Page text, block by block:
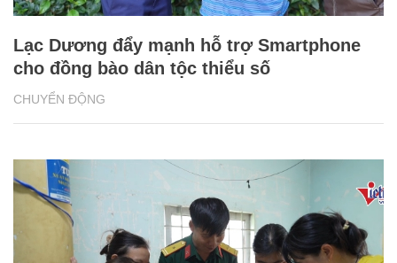
CHUYỂN ĐỘNG
Lạc Dương đẩy mạnh hỗ trợ Smartphone
cho đồng bào dân tộc thiểu số